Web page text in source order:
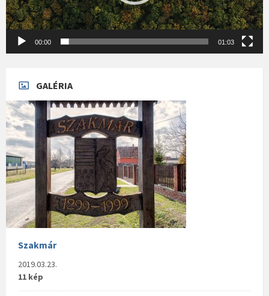
00:00 01:03
GALÉRIA
Szakmár
2019.03.23.
11 kép